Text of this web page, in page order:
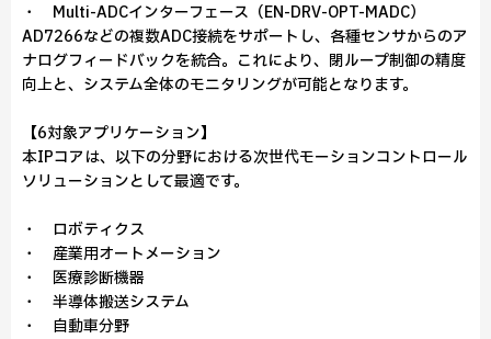
・ Multi-ADCインターフェース（EN-DRV-OPT-MADC）
AD7266などの複数ADC接続をサポートし、各種センサからのア
ナログフィードバックを統合。これにより、閉ループ制御の精度
向上と、システム全体のモニタリングが可能となります。
【6対象アプリケーション】
本IPコアは、以下の分野における次世代モーションコントロール
ソリューションとして最適です。
・ ロボティクス
・ 産業用オートメーション
・ 医療診断機器
・ 半導体搬送システム
・ 自動車分野